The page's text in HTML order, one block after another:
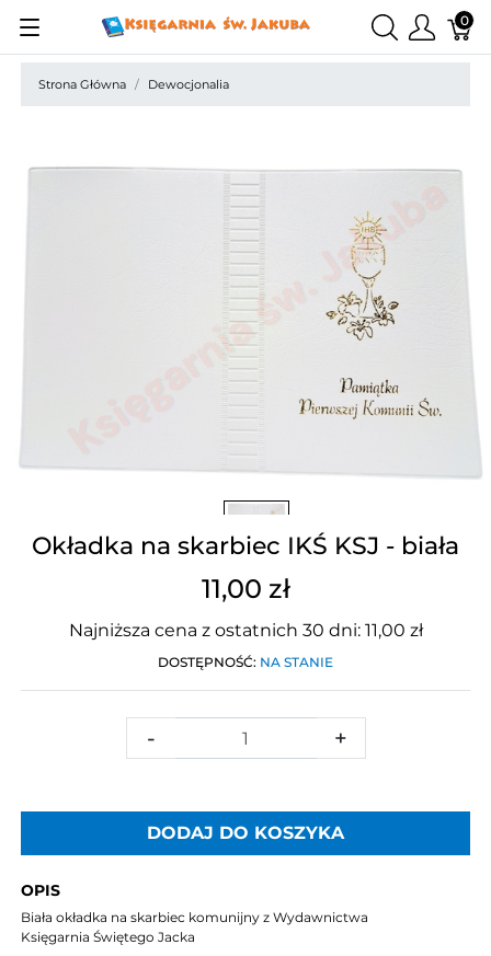
0
Strona Główna Dewocjonalia
Okładka na skarbiec IKŚ KSJ - biała
11,00 zł
Najniższa cena z ostatnich 30 dni: 11,00 zł
DOSTĘPNOŚĆ: NA STANIE
- +
DODAJ DO KOSZYKA
OPIS
Biała okładka na skarbiec komunijny z Wydawnictwa
Księgarnia Świętego Jacka